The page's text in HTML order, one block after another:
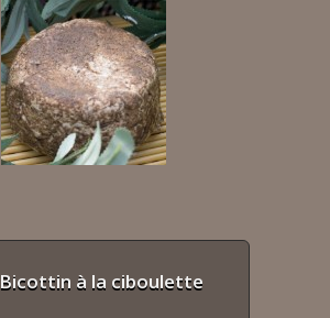
Bicottin à la ciboulette